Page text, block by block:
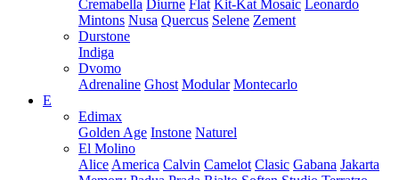
Cremabella Diurne Flat Kit-Kat Mosaic Leonardo
Mintons Nusa Quercus Selene Zement
Durstone
Indiga
Dvomo
Adrenaline Ghost Modular Montecarlo
E
Edimax
Golden Age Instone Naturel
El Molino
Alice America Calvin Camelot Clasic Gabana Jakarta